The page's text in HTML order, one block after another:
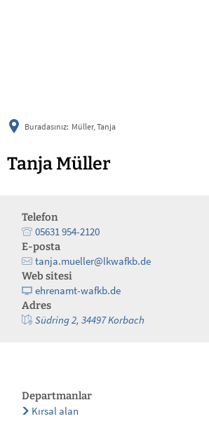
Buradasınız: Müller, Tanja
Tanja Müller
Telefon
05631 954-2120
E-posta
tanja.mueller@lkwafkb.de
Web sitesi
ehrenamt-wafkb.de
Adres
Südring 2, 34497 Korbach
Departmanlar
Kırsal alan